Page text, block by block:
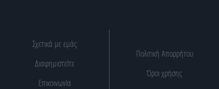
Σχετικά με εμάς
Διαφημιστείτε
Επικοινωνία
Πολιτική Απορρήτου
Όροι χρήσης